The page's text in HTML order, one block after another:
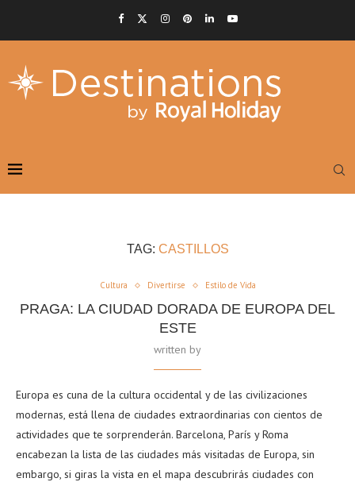
TAG: CASTILLOS
Cultura Divertirse Estilo de Vida
PRAGA: LA CIUDAD DORADA DE EUROPA DEL
ESTE
written by
Europa es cuna de la cultura occidental y de las civilizaciones
modernas, está llena de ciudades extraordinarias con cientos de
actividades que te sorprenderán. Barcelona, París y Roma
encabezan la lista de las ciudades más visitadas de Europa, sin
embargo, si giras la vista en el mapa descubrirás ciudades con